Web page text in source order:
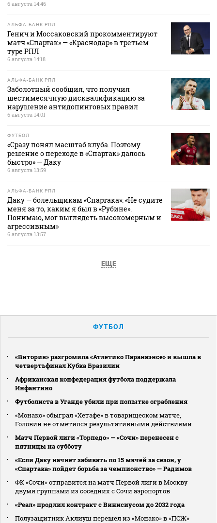
6 августа 14:46
АЛЬФА-БАНК РПЛ
Генич и Моссаковский прокомментируют
матч «Спартак» — «Краснодар» в третьем
туре РПЛ
6 августа 14:18
АЛЬФА-БАНК РПЛ
Заболотный сообщил, что получил
шестимесячную дисквалификацию за
нарушение антидопинговых правил
6 августа 14:01
ФУТБОЛ
«Сразу понял масштаб клуба. Поэтому
решение о переходе в «Спартак» далось
быстро» — Даку
6 августа 13:59
АЛЬФА-БАНК РПЛ
Даку — болельщикам «Спартака»: «Не судите
меня за то, каким я был в «Рубине».
Понимаю, мог выглядеть высокомерным и
агрессивным»
6 августа 13:57
ЕЩЕ
ФУТБОЛ
«Витория» разгромила «Атлетико Паранаэнсе» и вышла в
четвертьфинал Кубка Бразилии
Африканская конфедерация футбола поддержала
Инфантино
Футболиста в Уганде убили при попытке ограбления
«Монако» обыграл «Хетафе» в товарищеском матче,
Головин не отметился результативными действиями
Матч Первой лиги «Торпедо» — «Сочи» перенесен с
пятницы на субботу
«Если Даку начнет забивать по 15 мячей за сезон, у
«Спартака» пойдет борьба за чемпионство» — Радимов
ФК «Сочи» отправится на матч Первой лиги в Москву
двумя группами из соседних с Сочи аэропортов
«Реал» продлил контракт с Винисиусом до 2032 года
Полузащитник Аклиуш перешел из «Монако» в «ПСЖ»